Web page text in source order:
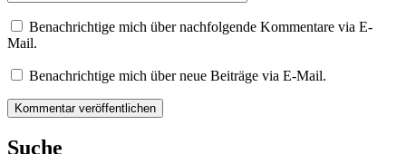
Benachrichtige mich über nachfolgende Kommentare via E-
Mail.
Benachrichtige mich über neue Beiträge via E-Mail.
Suche